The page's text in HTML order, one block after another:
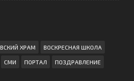
ХРАМ ВОСКРЕСНАЯ ШКОЛА
СМИ ПОРТАЛ ПОЗДРАВЛЕНИЕ